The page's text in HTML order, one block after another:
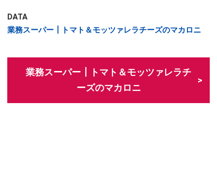
DATA
業務スーパー┃トマト＆モッツァレラチーズのマカロニ
業務スーパー┃トマト＆モッツァレラチ
ーズのマカロニ